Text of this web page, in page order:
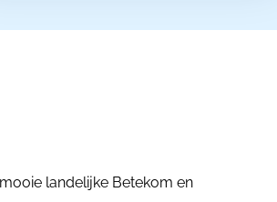
landelijke Betekom en